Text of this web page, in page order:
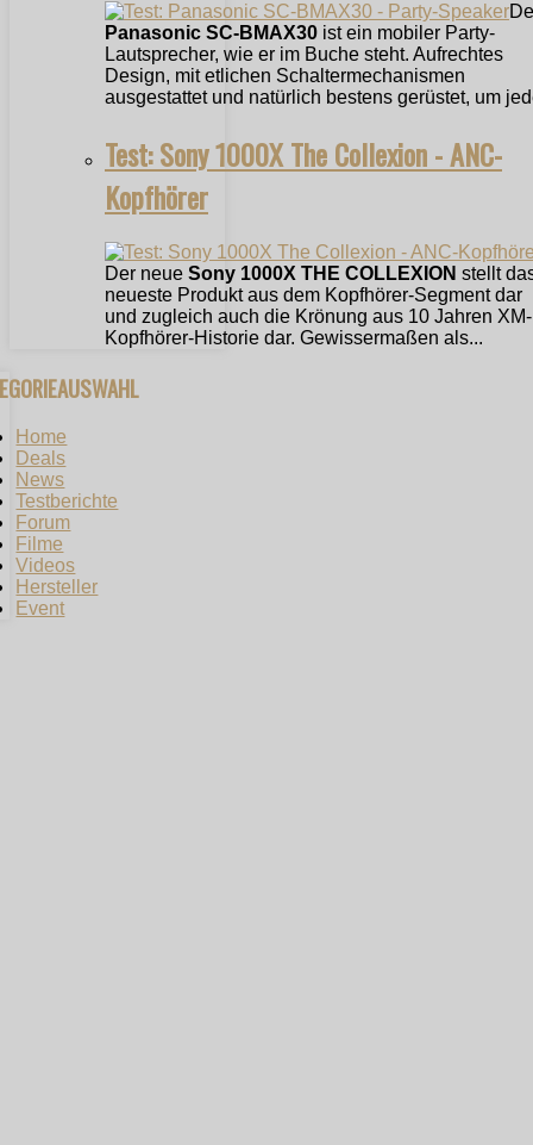
Panasonic SC-BMAX30 ist ein mobiler Party-
Lautsprecher, wie er im Buche steht. Aufrechtes
Design, mit etlichen Schaltermechanismen
ausgestattet und natürlich bestens gerüstet, um
Test: Sony 1000X The Collexion - ANC-
Kopfhörer
Der neue Sony 1000X THE COLLEXION stellt
neueste Produkt aus dem Kopfhörer-Segment dar
und zugleich auch die Krönung aus 10 Jahren XM-
Kopfhörer-Historie dar. Gewissermaßen als...
Home
Deals
News
Testberichte
Forum
Filme
Videos
Hersteller
Event